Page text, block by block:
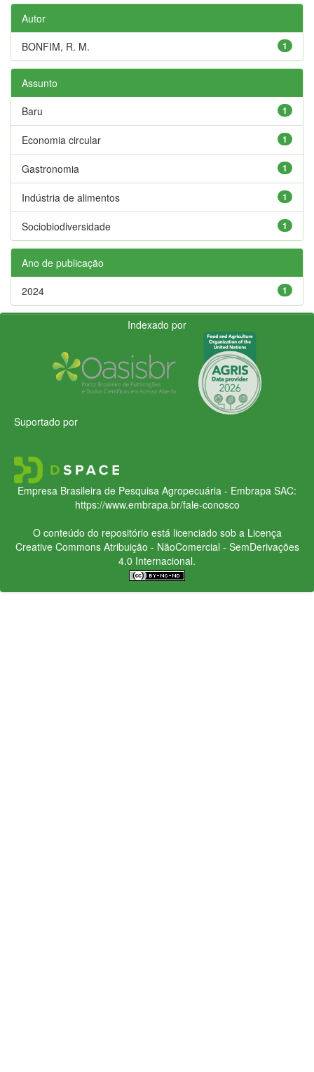
Autor
1
BONFIM, R. M.
Assunto
1
Baru
1
Economia circular
1
Gastronomia
1
Indústria de alimentos
1
Sociobiodiversidade
Ano de publicação
1
2024
Indexado por
Suportado por
Empresa Brasileira de Pesquisa Agropecuária - Embrapa SAC:
https://www.embrapa.br/fale-conosco
O conteúdo do repositório está licenciado sob a Licença
Creative CommonsAtribuição - NãoComercial - SemDerivações
4.0 Internacional.